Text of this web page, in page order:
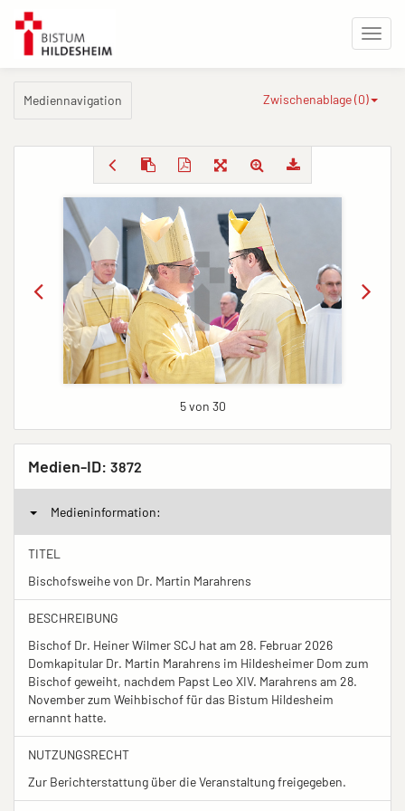
Mediennavigation Zwischenablage (0)
5 von 30
Medien-ID: 3872
Medieninformation:
TITEL
Bischofsweihe von Dr. Martin Marahrens
BESCHREIBUNG
Bischof Dr. Heiner Wilmer SCJ hat am 28. Februar 2026
Domkapitular Dr. Martin Marahrens im Hildesheimer Dom zum
Bischof geweiht, nachdem Papst Leo XIV. Marahrens am 28.
November zum Weihbischof für das Bistum Hildesheim
ernannt hatte.
NUTZUNGSRECHT
Zur Berichterstattung über die Veranstaltung freigegeben.